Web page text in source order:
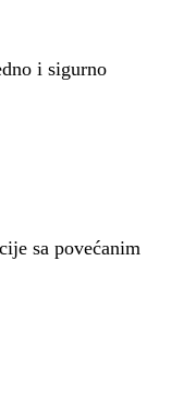
i sigurno
sa povećanim